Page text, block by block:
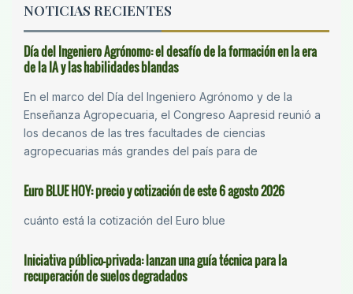
NOTICIAS RECIENTES
Día del Ingeniero Agrónomo: el desafío de la formación en la era
de la IA y las habilidades blandas
En el marco del Día del Ingeniero Agrónomo y de la
Enseñanza Agropecuaria, el Congreso Aapresid reunió a
los decanos de las tres facultades de ciencias
agropecuarias más grandes del país para de
Euro BLUE HOY: precio y cotización de este 6 agosto 2026
cuánto está la cotización del Euro blue
Iniciativa público-privada: lanzan una guía técnica para la
recuperación de suelos degradados